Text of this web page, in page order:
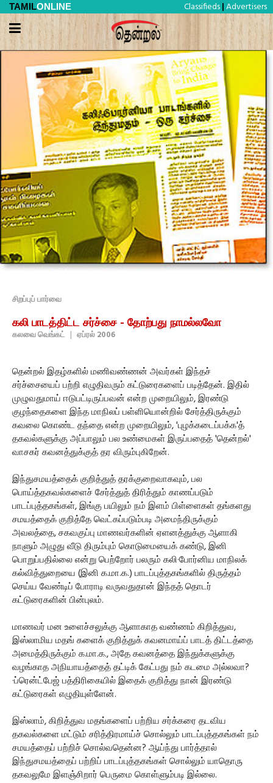
TAMILONLINE Classifieds | Advertisers
சிறப்புப் பார்வை
கலி பாடத்திட்ட சர்ச்சை - தோற்பது நாமல்லவோ
கலவை வெங்கட் | ஏப்ரல் 2006
தென்றல் இதழ்களில் மணிவண்ணன் அவர்கள் இந்தச்
சர்ச்சையைப் பற்றி எழுதிவரும் கட்டுரைகளைப் படித்தேன். இதில்
முழுவதுமாய் ஈடுபட்டிருப்பவன் என்ற முறையிலும், இரண்டு
குழந்தைகளை இந்த மாநிலப் பள்ளியொன்றில் சேர்த்திருக்கும்
கவலை கொண்ட தந்தை என்ற முறையிலும், 'புழக்கடைப்பக்க'த்
தகவல்களுக்கு அப்பாலும் பல உண்மைகள் இருப்பதைத் 'தென்றல்'
வாசகர் கவனத்துக்குத் தர விரும்புகிறேன்.
இந்துசமயத்தைக் குறித்துத் தரக்குறைவாகவும், பல
பொய்த்தகவல்களைச் சேர்த்துத் திரித்தும் காணப்படும்
பாடப்புத்தகங்கள், இங்கு பயிலும் நம் இளம் பிள்ளைகள் தங்களது
சமயத்தைக் குறித்தே வெட்கப்படும்படி அமைந்திருக்கும்
அவலத்தை, சகவகுப்பு மாணவர்களின் ஏளனத்துக்கு ஆளாகி
நாளும் அழுது வீடு திரும்பும் கொடுமையைக் கண்டு, இனி
பொறுப்பதில்லை என்று பெற்றோர் பலரும் கலி·போர்னிய மாநிலக்
கல்வித்துறையை (இனி க.மா.க.) பாடப்புத்தகங்களில் திருத்தம்
செய்ய வேண்டிப் போராடி வருவதுதான் இந்தத் தொடர்
கட்டுரைகளின் பின்புலம்.
மாணவர் மன உளைச்சலுக்கு ஆளாகாத வண்ணம் கிறித்துவ,
இஸ்லாமிய மதங் களைக் குறித்துக் கவனமாய்ப் பாடத் திட்டத்தை
அமைத்திருக்கும் க.மா.க., அதே கவனத்தை இந்துக்களுக்கு
வழங்காத அநியாயத்தைத் தட்டிக் கேட்பது நம் கடமை அல்லவா?
·ப்ரென்ட்பேஜ் பத்திரிகையில் இதைக் குறித்து நான் இரண்டு
கட்டுரைகள் எழுதியுள்ளேன்.
இஸ்லாம், கிறித்துவ மதங்களைப் பற்றிய சர்க்கரை தடவிய
தகவல்களை மட்டும் சரித்திரமாய்ச் சொல்லும் பாடப்புத்தகங்கள் நம்
சமயத்தைப் பற்றிச் சொல்வதென்ன? ஆய்ந்து பார்த்தால்
இந்துசமயத்தைப் பற்றிப் பாடப்புத்தகங்கள் சொல்லும் யாதொரு
தகவலுமே இளஞ்சிறார் பெருமை கொள்ளும்படி இல்லை.